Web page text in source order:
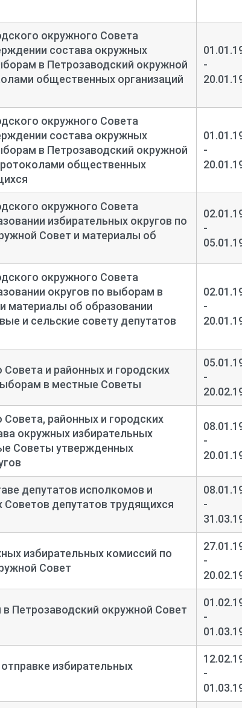
1 фонда Р-917.
«Великія описи» при участии
прежняя нумерация дел. В опись не
Проведена техническая правка заголовков.
окружного Совета
состава окружных
в Петрозаводский окружной
общественных организаций
-
окружного Совета
состава окружных
в Петрозаводский окружной
общественных
-
окружного Совета
избирательных округов по
Совет и материалы об
-
окружного Совета
округов по выборам в
материалы об образовании
и сельские совету депутатов
-
и районных и городских
в местные Советы
-
районных и городских
окружных избирательных
Советы утвержденных
-
депутатов исполкомов и
депутатов трудящихся
-
избирательных комиссий по
Совет
-
Петрозаводский окружной Совет
-
избирательных
-